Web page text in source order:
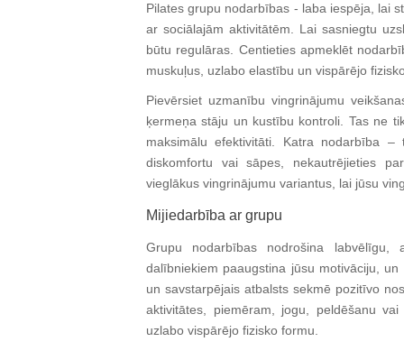
Pilates grupu nodarbības - laba iespēja, lai
ar sociālajām aktivitātēm. Lai sasniegtu
būtu regulāras. Centieties apmeklēt
muskuļus, uzlabo elastību un vispārējo
Pievērsiet uzmanību vingrinājumu
ķermeņa stāju un kustību kontroli. Tas ne
maksimālu efektivitāti. Katra nodarbība
diskomfortu vai sāpes, nekautrējieties
vieglākus vingrinājumu variantus, lai jūsu
Mijiedarbība ar grupu
Grupu nodarbības nodrošina labvēlīgu,
dalībniekiem paaugstina jūsu motivāciju,
un savstarpējais atbalsts sekmē pozitīvo
aktivitātes, piemēram, jogu, peldēšanu
uzlabo vispārējo fizisko formu.